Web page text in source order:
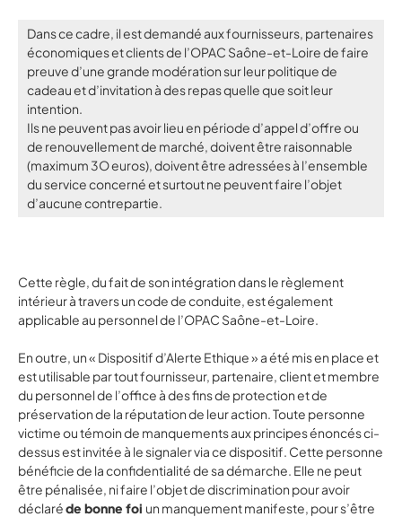
Dans ce cadre, il est demandé aux fournisseurs, partenaires
économiques et clients de l’OPAC Saône-et-Loire de faire
preuve d’une grande modération sur leur politique de
cadeau et d’invitation à des repas quelle que soit leur
intention.
Ils ne peuvent pas avoir lieu en période d’appel d’offre ou
de renouvellement de marché, doivent être raisonnable
(maximum 3O euros), doivent être adressées à l’ensemble
du service concerné et surtout ne peuvent faire l’objet
d’aucune contrepartie.
Cette règle, du fait de son intégration dans le règlement
intérieur à travers un code de conduite, est également
applicable au personnel de l’OPAC Saône-et-Loire.
En outre, un « Dispositif d’Alerte Ethique » a été mis en place et
est utilisable par tout fournisseur, partenaire, client et membre
du personnel de l’office à des fins de protection et de
préservation de la réputation de leur action. Toute personne
victime ou témoin de manquements aux principes énoncés ci-
dessus est invitée à le signaler via ce dispositif. Cette personne
bénéficie de la confidentialité de sa démarche. Elle ne peut
être pénalisée, ni faire l’objet de discrimination pour avoir
déclaréde bonne foi un manquement manifeste, pour s’être